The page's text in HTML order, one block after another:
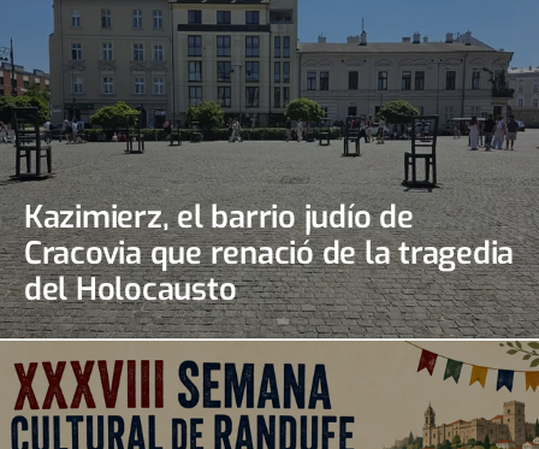
Kazimierz, el barrio judío de
Cracovia que renació de la tragedia
del Holocausto